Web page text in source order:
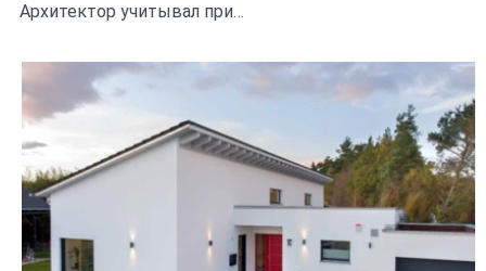
Архитектор учитывал при…